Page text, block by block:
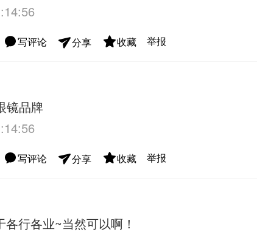
写评论 分享 收藏 举报
镜品牌
写评论 分享 收藏 举报
各行各业~当然可以啊！